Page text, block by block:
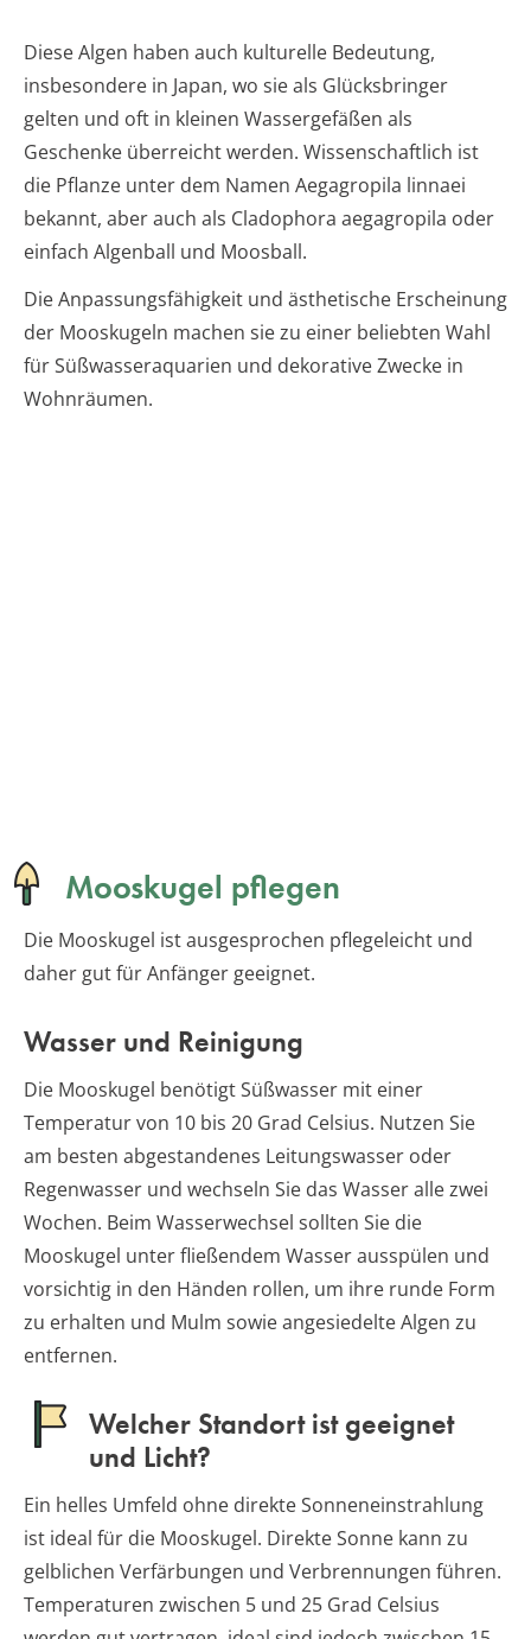
Diese Algen haben auch kulturelle Bedeutung,
insbesondere in Japan, wo sie als Glücksbringer
gelten und oft in kleinen Wassergefäßen als
Geschenke überreicht werden. Wissenschaftlich ist
die Pflanze unter dem Namen Aegagropila linnaei
bekannt, aber auch als Cladophora aegagropila oder
einfach Algenball und Moosball.
Die Anpassungsfähigkeit und ästhetische Erscheinung
der Mooskugeln machen sie zu einer beliebten Wahl
für Süßwasseraquarien und dekorative Zwecke in
Wohnräumen.
Mooskugel pflegen
Die Mooskugel ist ausgesprochen pflegeleicht und
daher gut für Anfänger geeignet.
Wasser und Reinigung
Die Mooskugel benötigt Süßwasser mit einer
Temperatur von 10 bis 20 Grad Celsius. Nutzen Sie
am besten abgestandenes Leitungswasser oder
Regenwasser und wechseln Sie das Wasser alle zwei
Wochen. Beim Wasserwechsel sollten Sie die
Mooskugel unter fließendem Wasser ausspülen und
vorsichtig in den Händen rollen, um ihre runde Form
zu erhalten und Mulm sowie angesiedelte Algen zu
entfernen.
Welcher Standort ist geeignet
und Licht?
Ein helles Umfeld ohne direkte Sonneneinstrahlung
ist ideal für die Mooskugel. Direkte Sonne kann zu
gelblichen Verfärbungen und Verbrennungen führen.
Temperaturen zwischen 5 und 25 Grad Celsius